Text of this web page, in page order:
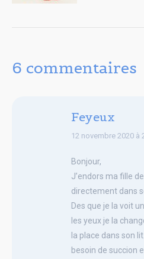
6 commentaires
Feyeux
says:
12 novembre 2020 à
Bonjour,
J’endors ma fille
directement dans
Des que je la voit
les yeux je la
la place dans son
besoin de succion